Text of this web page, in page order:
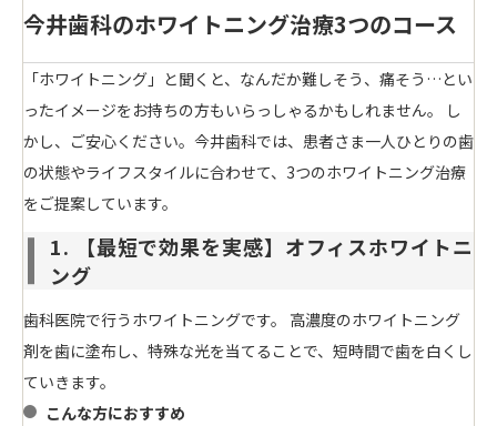
今井歯科のホワイトニング治療3つのコース
「ホワイトニング」と聞くと、なんだか難しそう、痛そう…とい
ったイメージをお持ちの方もいらっしゃるかもしれません。 し
かし、ご安心ください。今井歯科では、患者さま一人ひとりの歯
の状態やライフスタイルに合わせて、3つのホワイトニング治療
をご提案しています。
1. 【最短で効果を実感】オフィスホワイトニ
ング
歯科医院で行うホワイトニングです。 高濃度のホワイトニング
剤を歯に塗布し、特殊な光を当てることで、短時間で歯を白くし
ていきます。
こんな方におすすめ